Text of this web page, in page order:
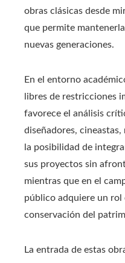
obras clásicas desde
que permite
nuevas generaciones.
En el entorno
libres de restricciones
favorece el análisis
diseñadores,
la posibilidad de
sus proyectos sin
mientras que en el
público adquiere un rol
conservación del
La entrada de estas